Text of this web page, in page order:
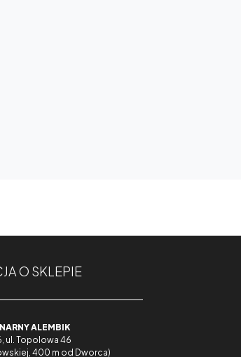
O SKLEPIE
ALEMBIK
ul. Topolowa 46
400 m od Dworca)